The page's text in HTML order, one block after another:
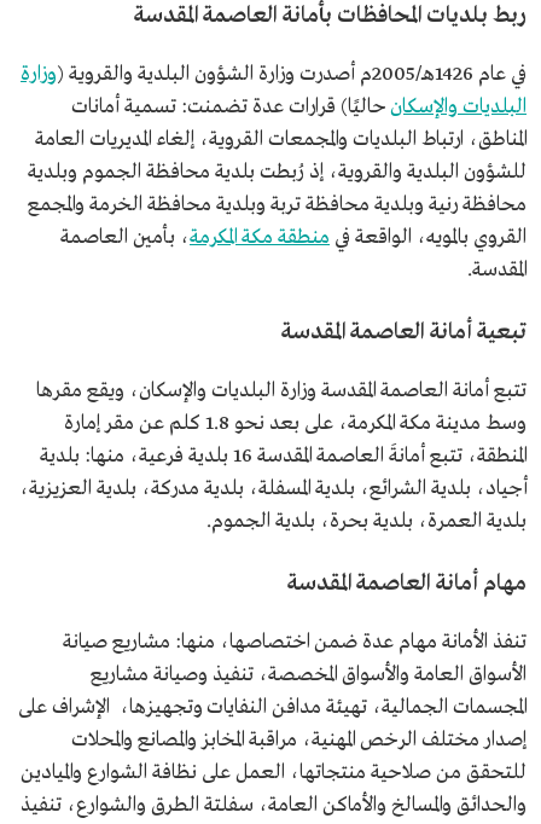
ربط بلديات المحافظات بأمانة العاصمة المقدسة
في عام 1426هـ/2005م أصدرت وزارة الشؤون البلدية والقروية (
وزارة
البلديات والإسكانحاليًا) قرارات عدة تضمنت: تسمية أمانات
المناطق، ارتباط البلديات والمجمعات القروية، إلغاء المديريات العامة
للشؤون البلدية والقروية، إذ رُبطت بلدية محافظة الجموم وبلدية
محافظة رنية وبلدية محافظة تربة وبلدية محافظة الخرمة والمجمع
القروي بالمويه، الواقعة في منطقة مكة المكرمة، بأمين العاصمة
المقدسة.
تبعية أمانة العاصمة المقدسة
تتبع أمانة العاصمة المقدسة وزارة البلديات والإسكان، ويقع مقرها
وسط مدينة مكة المكرمة، على بعد نحو 1.8 كلم عن مقر إمارة
المنطقة، تتبع أمانةَ العاصمة المقدسة 16 بلدية فرعية، منها: بلدية
أجياد، بلدية الشرائع، بلدية المسفلة، بلدية مدركة، بلدية العزيزية،
بلدية العمرة، بلدية بحرة، بلدية الجموم.
مهام أمانة العاصمة المقدسة
تنفذ الأمانة مهام عدة ضمن اختصاصها، منها: مشاريع صيانة
الأسواق العامة والأسواق المخصصة، تنفيذ وصيانة مشاريع
المجسمات الجمالية، تهيئة مدافن النفايات وتجهيزها، الإشراف على
إصدار مختلف الرخص المهنية، مراقبة المخابز والمصانع والمحلات
للتحقق من صلاحية منتجاتها، العمل على نظافة الشوارع والميادين
والحدائق والمسالخ والأماكن العامة، سفلتة الطرق والشوارع، تنفيذ